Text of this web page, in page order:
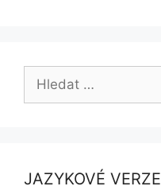
Hledat:
JAZYKOVÉ VERZE